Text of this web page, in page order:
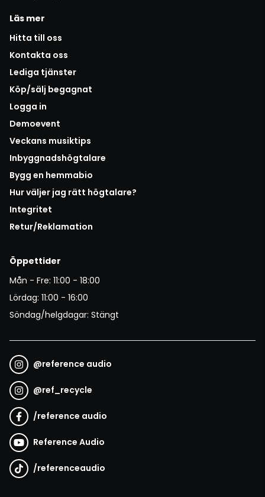
Läs mer
Hitta till oss
Kontakta oss
Lediga tjänster
Köp/sälj begagnat
Logga in
Demoevent
Veckans musiktips
Inbyggnadshögtalare
Bygg en hemmabio
Hur väljer jag rätt högtalare?
Integritet
Retur/Reklamation
Öppettider
Mån - Fre: 11:00 - 18:00
Lördag: 11:00 - 16:00
Söndag/helgdagar: Stängt
@reference audio
@ref_recycle
/reference audio
Reference Audio
/referenceaudio